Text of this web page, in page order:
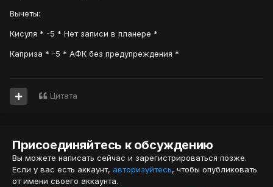
Вычеты:
Кисуля * -5 * Нет записи в планере *
Каприза * -5 * АФК без предупреждения *
Цитата
Присоединяйтесь к обсуждению
Вы можете написать сейчас и зарегистрироваться позже.
Если у вас есть аккаунт, авторизуйтесь, чтобы опубликовать
от имени своего аккаунта.